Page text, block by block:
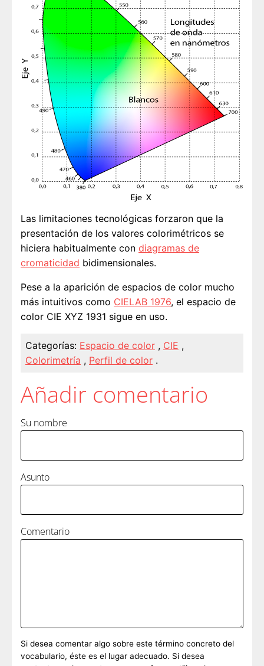
Las limitaciones tecnológicas forzaron que la
presentación de los valores colorimétricos se
hiciera habitualmente con diagramas de
cromaticidad bidimensionales.
Pese a la aparición de espacios de color mucho
más intuitivos como CIELAB 1976, el espacio de
color CIE XYZ 1931 sigue en uso.
Categorías: Espacio de color , CIE ,
Colorimetría , Perfil de color .
Añadir comentario
Su nombre
Asunto
Comentario
Si desea comentar algo sobre este término concreto del
vocabulario, éste es el lugar adecuado. Si desea